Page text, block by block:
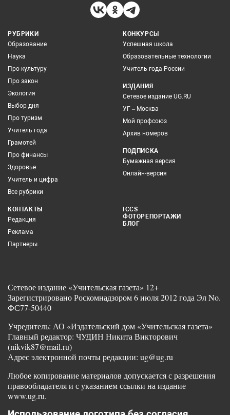
РУБРИКИ
Образование
Наука
Про культуру
Про закон
Экология
Выбор дня
Про туризм
Учитель года
Грамотей
Про финансы
Здоровье
Учитель и цифра
Все рубрики
КОНКУРСЫ
Успешная школа
Образовательные технологии
Учитель года России
ИЗДАНИЯ
Сетевое издание UG.RU
УГ – Москва
Мой профсоюз
Архив номеров
ПОДПИСКА
Бумажная версия
Онлайн-версия
КОНТАКТЫ
Редакция
Реклама
Партнеры
ICCS
ФОТОРЕПОРТАЖИ
БЛОГ
Сетевое издание «Учительская газета» 12+
Зарегистрировано Роскомнадзором 6 июля 2012 года Эл No.
ФС77-50440
Учредитель: АО «Издательский дом «Учительская газета»
Главный редактор: ЧУДИН Никита Викторович
(nikvik87@mail.ru)
Адрес электронной почты редакции: ug@ug.ru
Любое копирование материалов допускается с разрешения
правообладателя и с указанием ссылки на издание
www.ug.ru.